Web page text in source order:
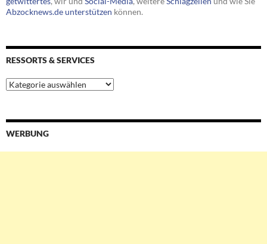
Abzocknews.de unterstützen können.
RESSORTS & SERVICES
Ressorts
&
WERBUNG